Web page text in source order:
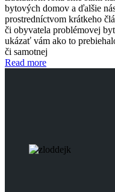
bytových domov a ďalšie
prostredníctvom krátkeho
či obyvatela problémovej
ukázať vám ako to
či samotnej
Read more